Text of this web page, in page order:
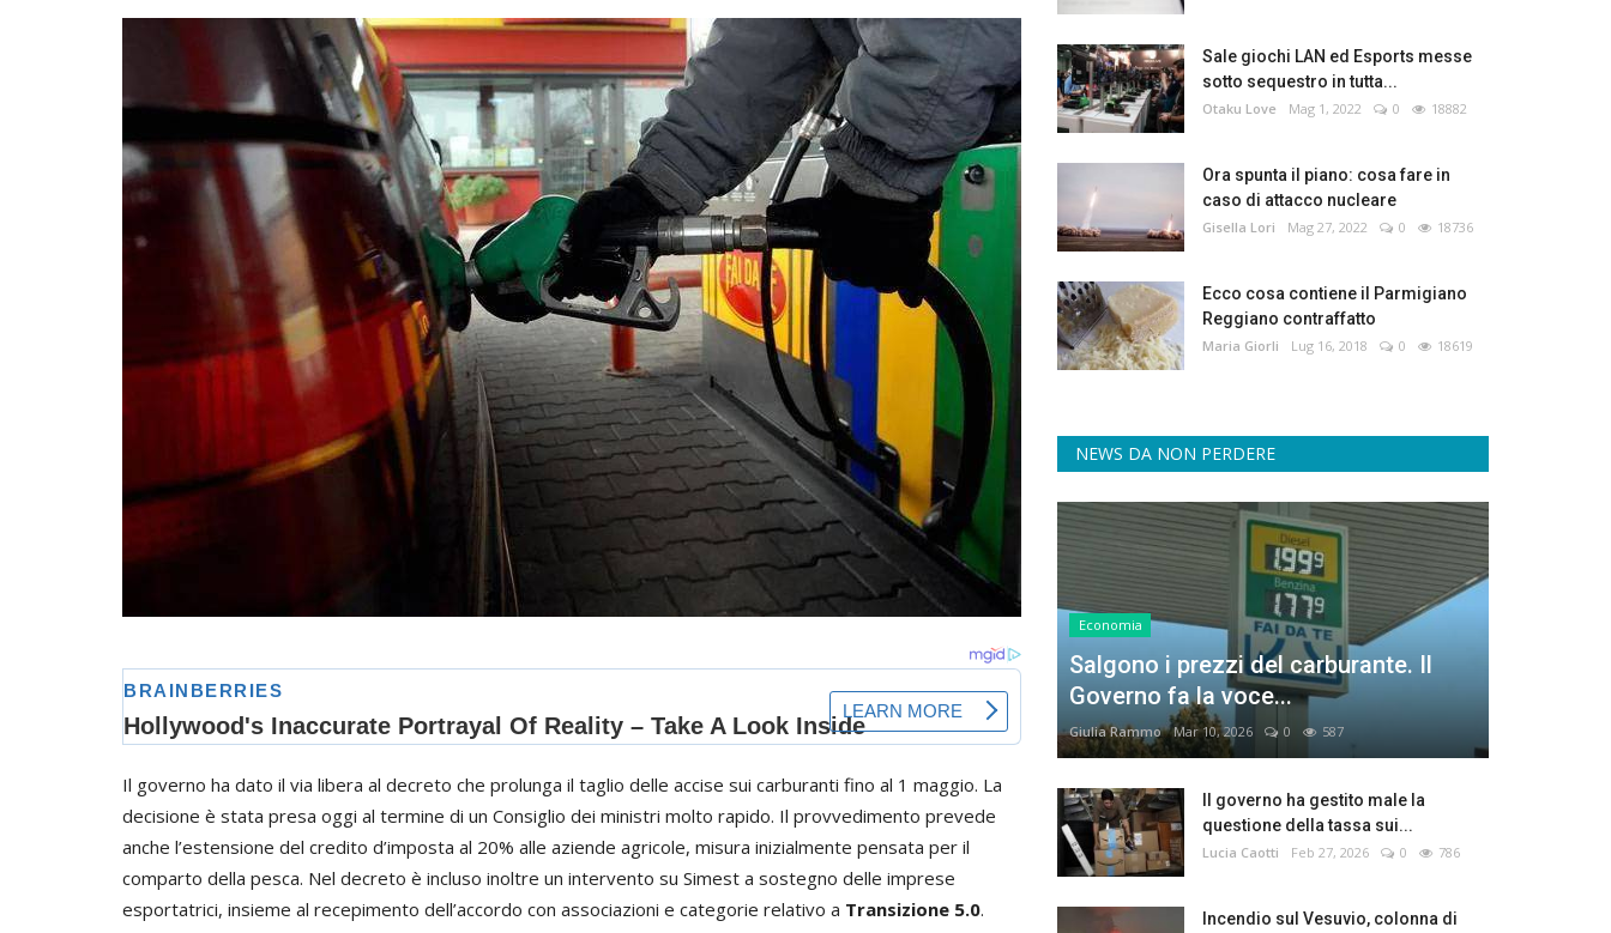
Il governo ha dato il via libera al decreto che prolunga il taglio delle accise sui carburanti fino al 1 maggio. La
decisione è stata presa oggi al termine di un Consiglio dei ministri molto rapido. Il provvedimento prevede
anche l’estensione del credito d’imposta al 20% alle aziende agricole, misura inizialmente pensata per il
comparto della pesca. Nel decreto è incluso inoltre un intervento su Simest a sostegno delle imprese
esportatrici, insieme al recepimento dell’accordo con associazioni e categorie relativo a Transizione 5.0.
Sale giochi LAN ed Esports messe
sotto sequestro in tutta...
Otaku Love Mag 1, 2022 0 18882
Ora spunta il piano: cosa fare in
caso di attacco nucleare
Gisella Lori Mag 27, 2022 0 18736
Ecco cosa contiene il Parmigiano
Reggiano contraffatto
Maria Giorli Lug 16, 2018 0 18619
NEWS DA NON PERDERE
Economia
Salgono i prezzi del carburante. Il
Governo fa la voce...
Giulia Rammo Mar 10, 2026 0 587
Il governo ha gestito male la
questione della tassa sui...
Lucia Caotti Feb 27, 2026 0 786
Incendio sul Vesuvio, colonna di